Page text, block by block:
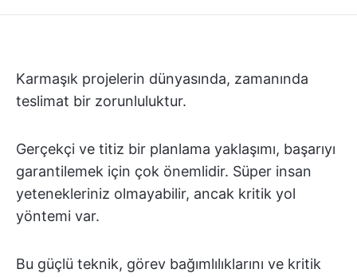
Karmaşık projelerin dünyasında, zamanında
teslimat bir zorunluluktur.
Gerçekçi ve titiz bir planlama yaklaşımı, başarıyı
garantilemek için çok önemlidir. Süper insan
yetenekleriniz olmayabilir, ancak kritik yol
yöntemi var.
Bu güçlü teknik, görev bağımlılıklarını ve kritik